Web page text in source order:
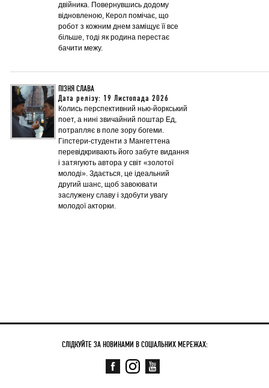
двійника. Повернувшись додому
відновленою, Керол помічає, що
робот з кожним днем заміщує її все
більше, тоді як родина перестає
бачити межу.
ПІЗНЯ СЛАВА
Дата релізу: 19 Листопада 2026
Колись перспективний нью-йоркський
поет, а нині звичайний поштар Ед,
потрапляє в поле зору богеми.
Гіпстери-студенти з Мангеттена
перевідкривають його забуте видання
і затягують автора у світ «золотої
молоді». Здається, це ідеальний
другий шанс, щоб завоювати
заслужену славу і здобути увагу
молодої акторки.
СЛІДКУЙТЕ ЗА НОВИНАМИ В СОЦІАЛЬНИХ МЕРЕЖАХ: